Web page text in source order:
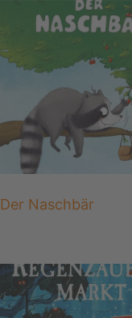
Der Naschbär